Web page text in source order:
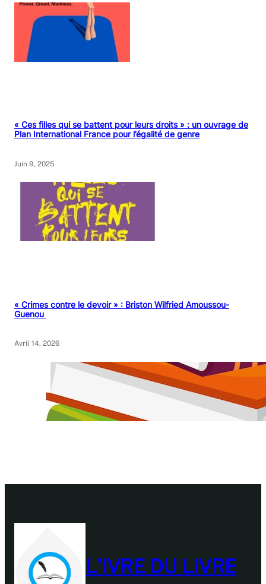
« Ces filles qui se battent pour leurs droits » : un ouvrage de
Plan International France pour l’égalité de genre
Juin 9, 2025
« Crimes contre le devoir » : Briston Wilfried Amoussou-
Guenou
Avril 14, 2026
L'IVRE DU LIVRE